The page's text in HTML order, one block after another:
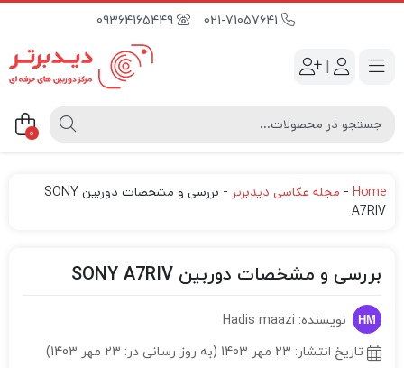
09364165449
|
0
Home
- مجله عکاسی دیدبرتر -
بررسی و مشخصات دوربین SONY
A7RIV
بررسی و مشخصات دوربین SONY A7RIV
نویسنده: Hadis maazi
تاریخ انتشار: 23 مهر 1403 (به روز رسانی در: 23 مهر 1403)